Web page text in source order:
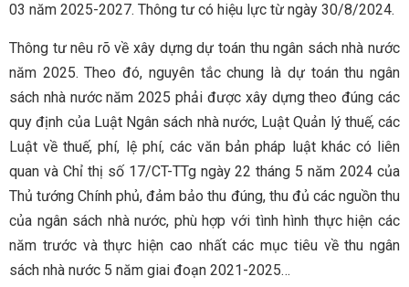
03 năm 2025-2027. Thông tư có hiệu lực từ ngày 30/8/2024.
Thông tư nêu rõ về xây dựng dự toán thu ngân sách nhà nước
năm 2025. Theo đó, nguyên tắc chung là dự toán thu ngân
sách nhà nước năm 2025 phải được xây dựng theo đúng các
quy định của Luật Ngân sách nhà nước, Luật Quản lý thuế, các
Luật về thuế, phí, lệ phí, các văn bản pháp luật khác có liên
quan và Chỉ thị số 17/CT-TTg ngày 22 tháng 5 năm 2024 của
Thủ tướng Chính phủ, đảm bảo thu đúng, thu đủ các nguồn thu
của ngân sách nhà nước, phù hợp với tình hình thực hiện các
năm trước và thực hiện cao nhất các mục tiêu về thu ngân
sách nhà nước 5 năm giai đoạn 2021-2025…